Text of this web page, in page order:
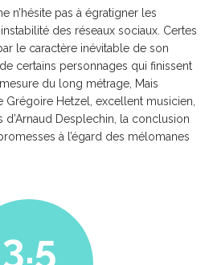
n’hésite pas à égratigner les
des réseaux sociaux. Certes
le caractère inévitable de son
certains personnages qui finissent
du long métrage, Mais
Grégoire Hetzel, excellent musicien,
Desplechin, la conclusion
à l’égard des mélomanes
3.5